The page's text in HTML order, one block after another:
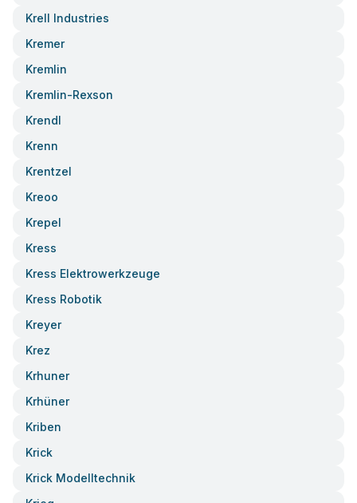
Krell Industries
Kremer
Kremlin
Kremlin-Rexson
Krendl
Krenn
Krentzel
Kreoo
Krepel
Kress
Kress Elektrowerkzeuge
Kress Robotik
Kreyer
Krez
Krhuner
Krhüner
Kriben
Krick
Krick Modelltechnik